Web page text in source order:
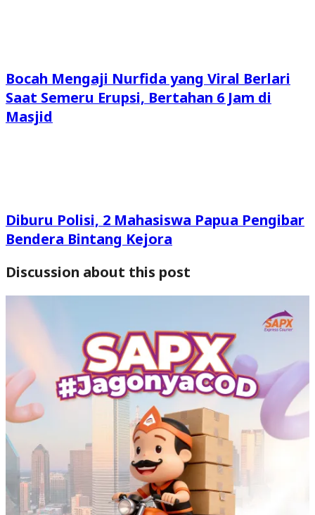
Bocah Mengaji Nurfida yang Viral Berlari
Saat Semeru Erupsi, Bertahan 6 Jam di
Masjid
Diburu Polisi, 2 Mahasiswa Papua Pengibar
Bendera Bintang Kejora
Discussion about this post